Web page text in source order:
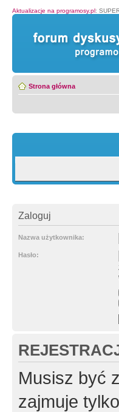
Aktualizacje na programosy.pl:
Strona główna
Zaloguj
Nazwa użytkownika:
Hasło:
Musisz być
zajmuje